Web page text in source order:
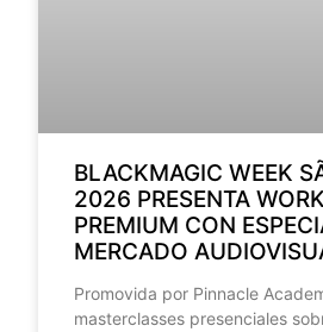
BLACKMAGIC WEEK
2026 PRESENTA
PREMIUM CON
MERCADO
Promovida por Pinnacle
masterclasses presenciales